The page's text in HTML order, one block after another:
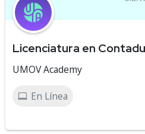
Licenciatura en
UMOV Academy
En Línea